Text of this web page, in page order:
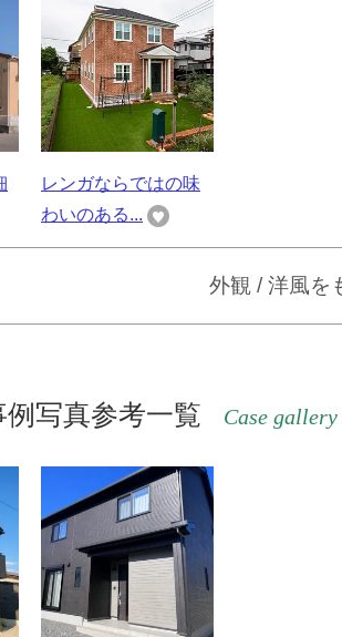
レンガならではの味
わいのある...
外観 / 洋風を
写真参考一覧 Case gallery